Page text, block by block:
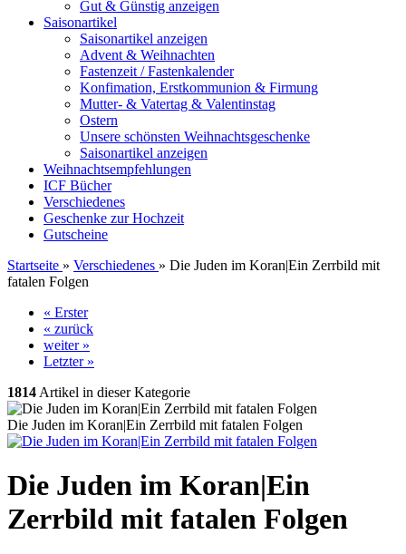
Gut & Günstig anzeigen
Saisonartikel
Saisonartikel anzeigen
Advent & Weihnachten
Fastenzeit / Fastenkalender
Konfimation, Erstkommunion & Firmung
Mutter- & Vatertag & Valentinstag
Ostern
Unsere schönsten Weihnachtsgeschenke
Saisonartikel anzeigen
Weihnachtsempfehlungen
ICF Bücher
Verschiedenes
Geschenke zur Hochzeit
Gutscheine
Startseite » Verschiedenes » Die Juden im Koran|Ein Zerrbild mit
fatalen Folgen
« Erster
« zurück
weiter »
Letzter »
1814 Artikel in dieser Kategorie
Die Juden im Koran|Ein Zerrbild mit fatalen Folgen
Die Juden im Koran|Ein
Zerrbild mit fatalen Folgen